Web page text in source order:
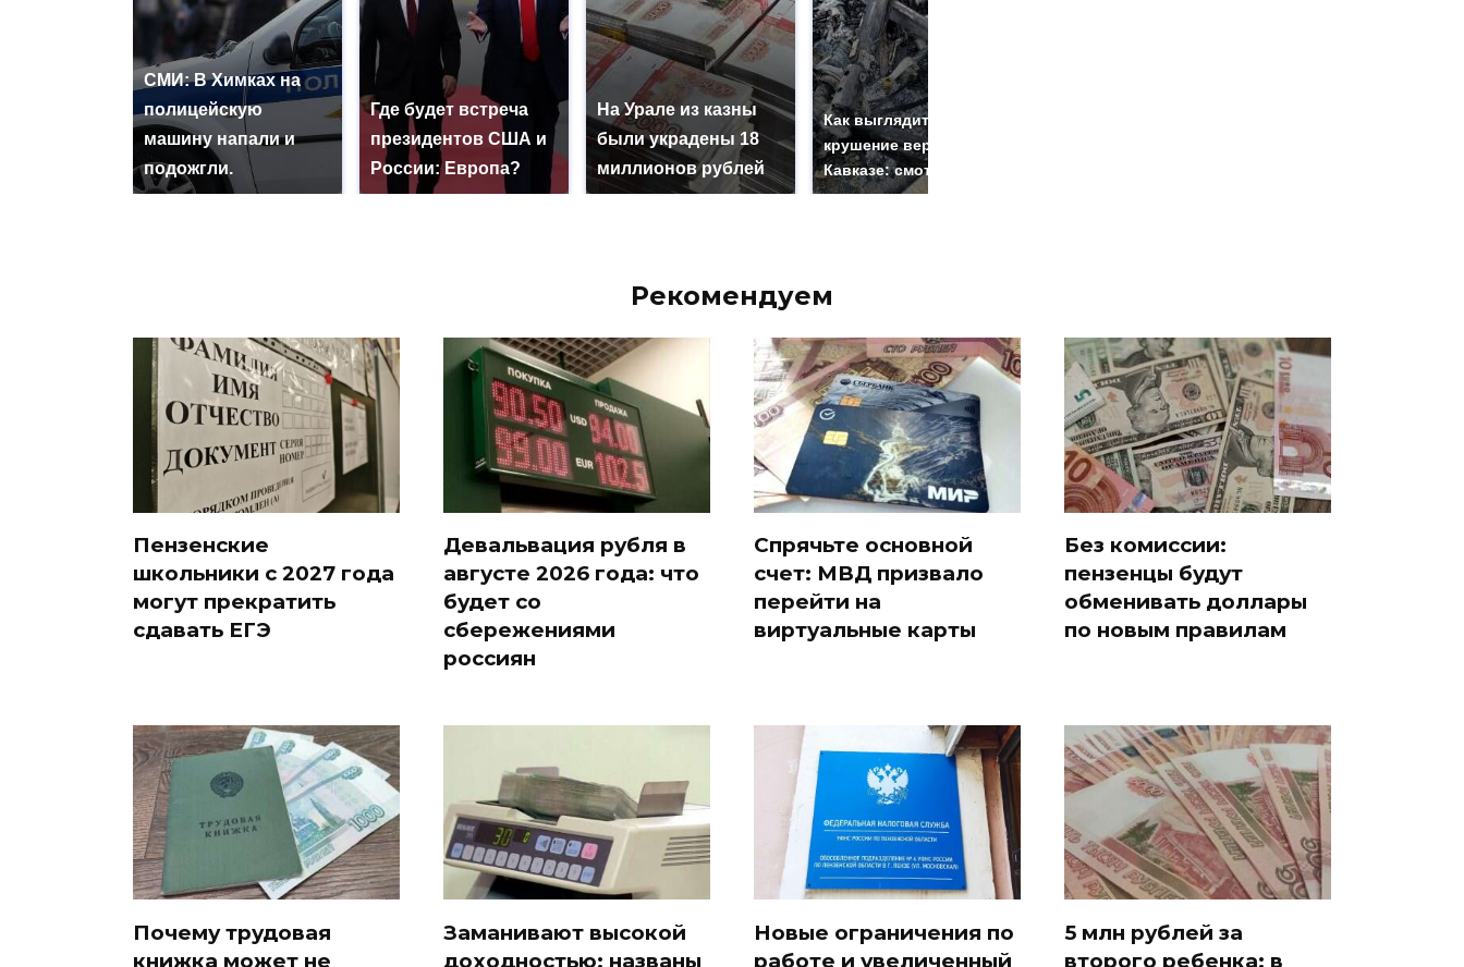
СМИ: В Химках на
полицейскую
машину напали и
подожгли.
Где будет встреча
президентов США и
России: Европа?
На Урале из казны
были украдены 18
миллионов рублей
Как выглядит место
крушение вертолета на
Кавказе: смотреть
Рекомендуем
Пензенские
школьники с 2027 года
могут прекратить
сдавать ЕГЭ
Девальвация рубля в
августе 2026 года: что
будет со
сбережениями
россиян
Спрячьте основной
счет: МВД призвало
перейти на
виртуальные карты
Без комиссии:
пензенцы будут
обменивать доллары
по новым правилам
Почему трудовая
книжка может не
Заманивают высокой
доходностью: названы
Новые ограничения по
работе и увеличенный
5 млн рублей за
второго ребенка: в